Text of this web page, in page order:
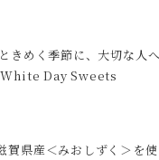
きめく季節に、大切な人
Day Sweets
賀県産＜みおしずく＞を